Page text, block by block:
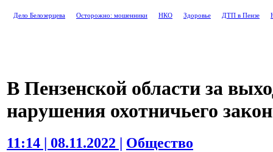
Дело Белозерцева Осторожно: мошенники НКО Здоровье ДТП в Пензе
В Пензенской области за
нарушения охотничьего
11:14 | 08.11.2022 | Общество